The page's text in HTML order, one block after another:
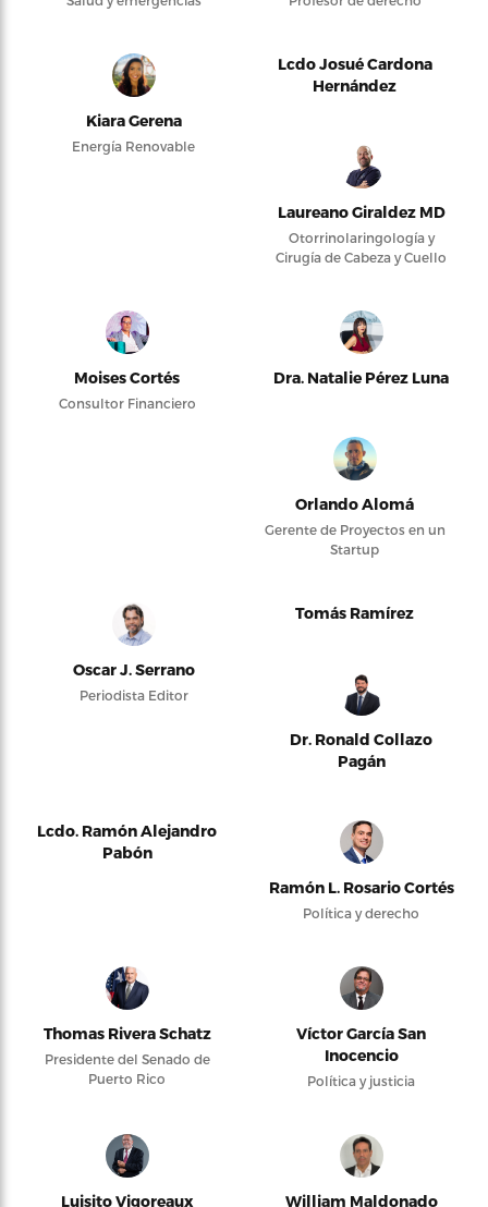
Kiara Gerena
Energía Renovable
Lcdo Josué Cardona
Hernández
Laureano Giraldez MD
Otorrinolaringología y
Cirugía de Cabeza y Cuello
Moises Cortés
Consultor Financiero
Dra. Natalie Pérez Luna
Orlando Alomá
Gerente de Proyectos en un
Startup
Oscar J. Serrano
Periodista Editor
Tomás Ramírez
Dr. Ronald Collazo
Pagán
Lcdo. Ramón Alejandro
Pabón
Ramón L. Rosario Cortés
Política y derecho
Thomas Rivera Schatz
Presidente del Senado de
Puerto Rico
Víctor García San
Inocencio
Política y justicia
Luisito Vigoreaux William Maldonado